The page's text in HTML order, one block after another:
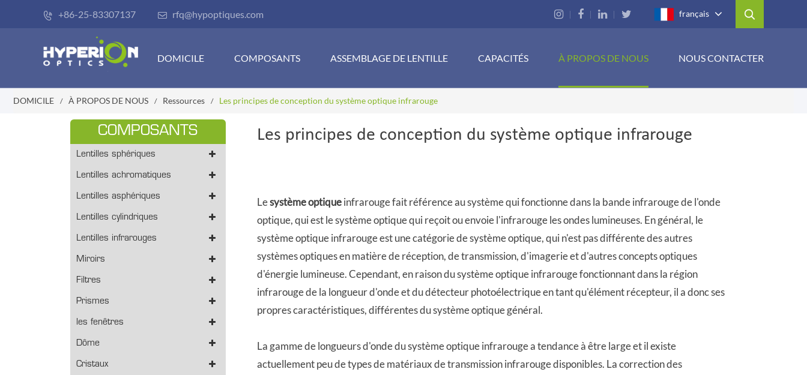
 +86-25-83307137  rfq@hypoptiques.com français
DOMICILE COMPOSANTS ASSEMBLAGE DE LENTILLE CAPACITÉS À PROPOS DE NOUS NOUS CONTACTER
DOMICILE À PROPOS DE NOUS Ressources Les principes de conception du système optique infrarouge
COMPOSANTS
Lentilles sphériques
Lentilles achromatiques
Lentilles asphériques
Lentilles cylindriques
Lentilles infrarouges
Miroirs
Filtres
Prismes
les fenêtres
Dôme
Cristaux
Les principes de conception du système optique infrarouge
Lesystème optiqueinfrarouge fait référence au système qui fonctionne dans la bande infrarouge de l'onde
optique, qui est le système optique qui reçoit ou envoie l'infrarouge les ondes lumineuses. En général, le
système optique infrarouge est une catégorie de système optique, qui n'est pas différente des autres
systèmes optiques en matière de réception, de transmission, d'imagerie et d'autres concepts optiques
d'énergie lumineuse. Cependant, en raison du système optique infrarouge fonctionnant dans la région
infrarouge de la longueur d'onde et du détecteur photoélectrique en tant qu'élément récepteur, il a donc ses
propres caractéristiques, différentes du système optique général.
La gamme de longueurs d'onde du système optique infrarouge a tendance à être large et il existe
actuellement peu de types de matériaux de transmission infrarouge disponibles. La correction des